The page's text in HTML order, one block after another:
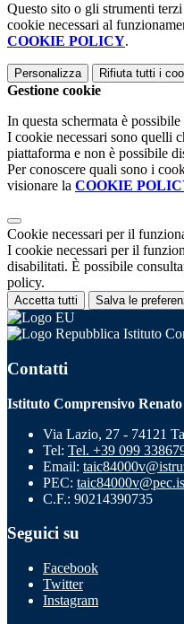
Questo sito o gli strumenti
cookie necessari al
COOKIE POLICY.
Personalizza Rifiuta tutti i
Gestione cookie
In questa schermata è
I cookie necessari sono quelli
piattaforma e non è possibile
Per conoscere quali sono i
visionare la COOKIE
Cookie necessari per il
I cookie necessari per il
disabilitati. È possibile
policy.
Accetta tutti Salva le
Istituto
Contatti
Istituto Comprensivo
Via Lazio, 27 - 74121
Tel: Tel. +39 099
Email:
PEC:
C.F.: 90214390735
Seguici su
Facebook
Twitter
Instagram